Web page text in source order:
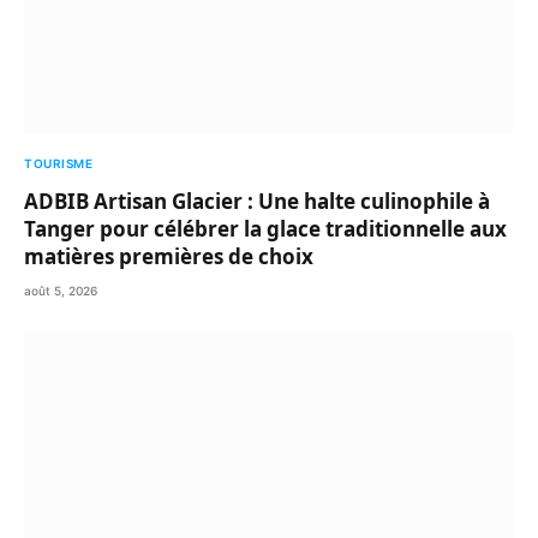
TOURISME
ADBIB Artisan Glacier : Une halte culinophile à
Tanger pour célébrer la glace traditionnelle aux
matières premières de choix
août 5, 2026